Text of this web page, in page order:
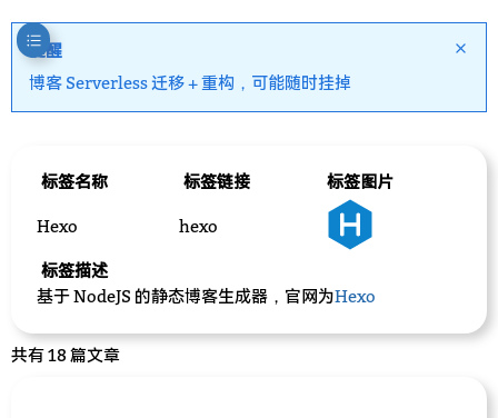
提醒
博客 Serverless 迁移 + 重构，可能随时挂掉
标签名称 标签链接 标签图片
Hexo hexo
标签描述
基于 NodeJS 的静态博客生成器，官网为Hexo
共有 18 篇文章